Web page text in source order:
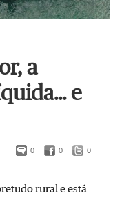
a
e
0 0 0
rural e está